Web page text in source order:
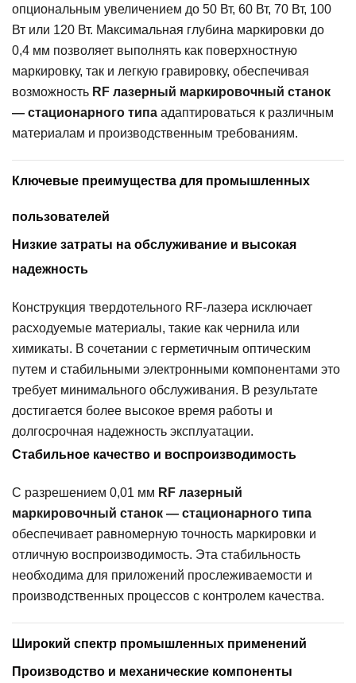
опциональным увеличением до 50 Вт, 60 Вт, 70 Вт, 100
Вт или 120 Вт. Максимальная глубина маркировки до
0,4 мм позволяет выполнять как поверхностную
маркировку, так и легкую гравировку, обеспечивая
возможность RF лазерный маркировочный станок
— стационарного типа адаптироваться к различным
материалам и производственным требованиям.
Ключевые преимущества для промышленных
пользователей
Низкие затраты на обслуживание и высокая
надежность
Конструкция твердотельного RF-лазера исключает
расходуемые материалы, такие как чернила или
химикаты. В сочетании с герметичным оптическим
путем и стабильными электронными компонентами это
требует минимального обслуживания. В результате
достигается более высокое время работы и
долгосрочная надежность эксплуатации.
Стабильное качество и воспроизводимость
С разрешением 0,01 мм RF лазерный
маркировочный станок — стационарного типа
обеспечивает равномерную точность маркировки и
отличную воспроизводимость. Эта стабильность
необходима для приложений прослеживаемости и
производственных процессов с контролем качества.
Широкий спектр промышленных применений
Производство и механические компоненты